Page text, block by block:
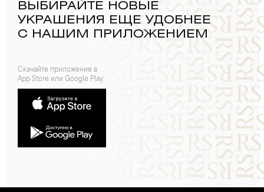
ВЫБИРАЙТЕ НОВЫЕ
УКРАШЕНИЯ ЕЩЕ УДОБНЕЕ
С НАШИМ ПРИЛОЖЕНИЕМ
Скачайте приложение в
App Store или Google Play: